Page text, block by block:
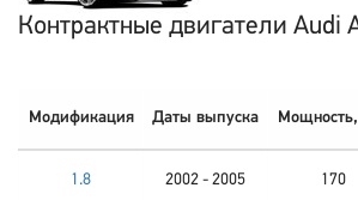
Контрактные двигатели Audi
Модификация Даты выпуска
1.8 2002 - 2005 170